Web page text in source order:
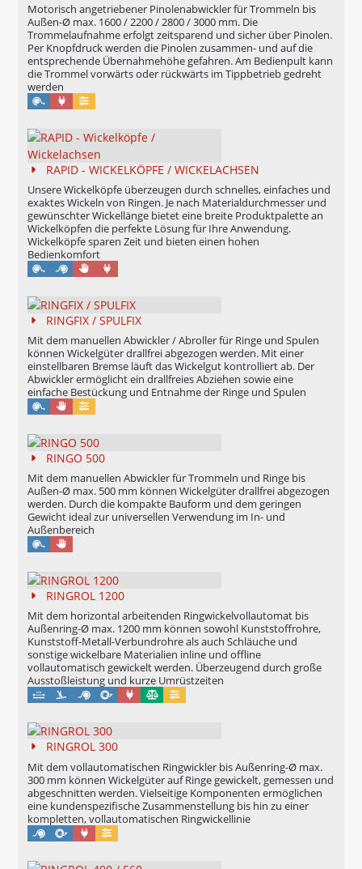
Motorisch angetriebener Pinolenabwickler für Trommeln bis
Außen-Ø max. 1600 / 2200 / 2800 / 3000 mm. Die
Trommelaufnahme erfolgt zeitsparend und sicher über Pinolen.
Per Knopfdruck werden die Pinolen zusammen- und auf die
entsprechende Übernahmehöhe gefahren. Am Bedienpult kann
die Trommel vorwärts oder rückwärts im Tippbetrieb gedreht
werden
Maschinell
Konfigurierbar
RAPID - WICKELKÖPFE / WICKELACHSEN
Unsere Wickelköpfe überzeugen durch schnelles, einfaches und
exaktes Wickeln von Ringen. Je nach Materialdurchmesser und
gewünschter Wickellänge bietet eine breite Produktpalette an
Wickelköpfen die perfekte Lösung für Ihre Anwendung.
Wickelköpfe sparen Zeit und bieten einen hohen
Bedienkomfort
Manuell
Maschinell
RINGFIX / SPULFIX
Mit dem manuellen Abwickler / Abroller für Ringe und Spulen
können Wickelgüter drallfrei abgezogen werden. Mit einer
einstellbaren Bremse läuft das Wickelgut kontrolliert ab. Der
Abwickler ermöglicht ein drallfreies Abziehen sowie eine
einfache Bestückung und Entnahme der Ringe und Spulen
Manuell
Konfigurierbar
RINGO 500
Mit dem manuellen Abwickler für Trommeln und Ringe bis
Außen-Ø max. 500 mm können Wickelgüter drallfrei abgezogen
werden. Durch die kompakte Bauform und dem geringen
Gewicht ideal zur universellen Verwendung im In- und
Außenbereich
Manuell
RINGROL 1200
Mit dem horizontal arbeitenden Ringwickelvollautomat bis
Außenring-Ø max. 1200 mm können sowohl Kunststoffrohre,
Kunststoff-Metall-Verbundrohre als auch Schläuche und
sonstige wickelbare Materialien inline und offline
vollautomatisch gewickelt werden. Überzeugend durch große
Ausstoßleistung und kurze Umrüstzeiten
Maschinell
Eichung möglich
Konfigurierbar
RINGROL 300
Mit dem vollautomatischen Ringwickler bis Außenring-Ø max.
300 mm können Wickelgüter auf Ringe gewickelt, gemessen und
abgeschnitten werden. Vielseitige Komponenten ermöglichen
eine kundenspezifische Zusammenstellung bis hin zu einer
kompletten, vollautomatischen Ringwickellinie
Maschinell
Konfigurierbar